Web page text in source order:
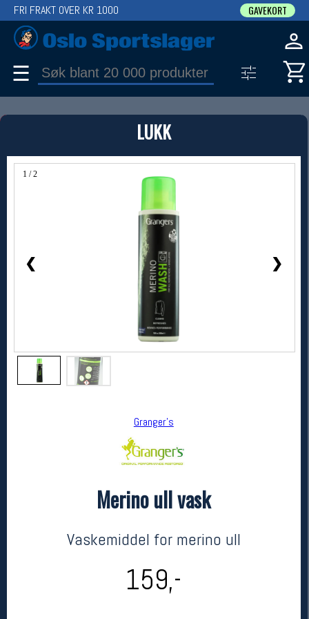
LUKK
1 / 2
❮ ❯
Granger's
Merino ull vask
Vaskemiddel for merino ull
159,-
FRI FRAKT OVER KR 1000 GAVEKORT
☰
PRODUKT
Produkter (1)
Bruk filter til å spisse søket
Granger's
kr 159